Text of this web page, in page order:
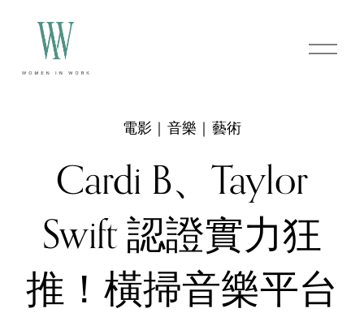
O
p
Cardi B、Taylor
Swift 認證實力狂
推！橫掃音樂平台
電影｜音樂｜藝術